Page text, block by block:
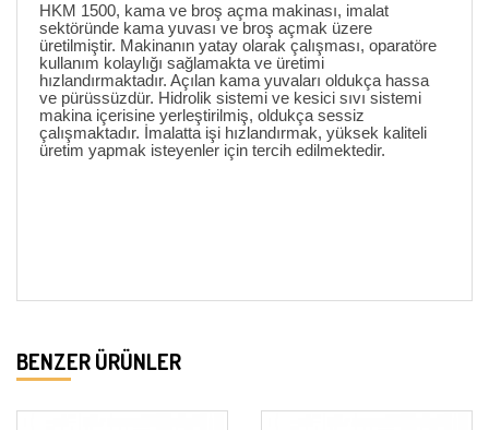
HKM 1500, kama ve broş açma makinası, imalat
sektöründe kama yuvası ve broş açmak üzere
üretilmiştir. Makinanın yatay olarak çalışması, oparatöre
kullanım kolaylığı sağlamakta ve üretimi
hızlandırmaktadır. Açılan kama yuvaları oldukça hassa
ve pürüssüzdür. Hidrolik sistemi ve kesici sıvı sistemi
makina içerisine yerleştirilmiş, oldukça sessiz
çalışmaktadır. İmalatta işi hızlandırmak, yüksek kaliteli
üretim yapmak isteyenler için tercih edilmektedir.
BENZER ÜRÜNLER